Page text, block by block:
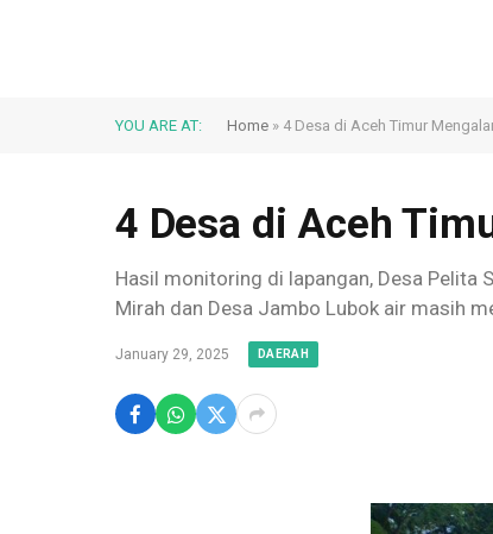
YOU ARE AT: Home » 4 Desa di Aceh Timur
4 Desa di Aceh
Hasil monitoring di lapangan, Desa Pelita
Mirah dan Desa Jambo Lubok air masih
January 29, 2025 DAERAH